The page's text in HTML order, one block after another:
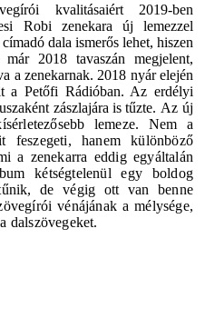
kvalitásaiért 2019-ben
Robi zenekara új lemezzel
dala ismerős lehet, hiszen
2018 tavaszán megjelent,
a zenekarnak. 2018 nyár elején
a Petőfi Rádióban. Az erdélyi
zászlajára is tűzte. Az új
lemeze. Nem a
feszegeti, hanem különböző
a zenekarra eddig egyáltalán
kétségtelenül egy boldog
de végig ott van benne
vénájának a mélysége,
dalszövegeket.